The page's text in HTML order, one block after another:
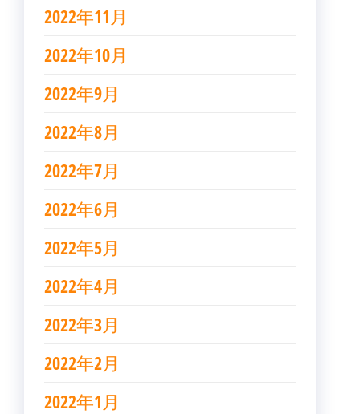
2022年11月
2022年10月
2022年9月
2022年8月
2022年7月
2022年6月
2022年5月
2022年4月
2022年3月
2022年2月
2022年1月